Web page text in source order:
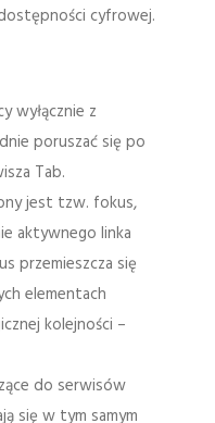
cyfrowej.
wyłącznie z
poruszać się po
Tab.
jest tzw. fokus,
aktywnego linka
przemieszcza się
elementach
kolejności –
do serwisów
się w tym samym